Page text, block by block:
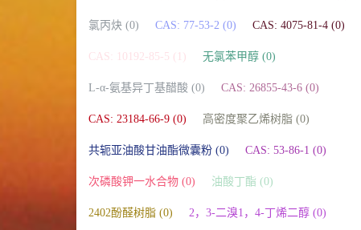
氯丙炔 (0) CAS: 77-53-2 (0) CAS: 4075-81-4 (0)
CAS: 10192-85-5 (1) 无氯苯甲醇 (0)
L-α-氨基异丁基醋酸 (0) CAS: 26855-43-6 (0)
CAS: 23184-66-9 (0) 高密度聚乙烯树脂 (0)
共轭亚油酸甘油酯微囊粉 (0) CAS: 53-86-1 (0)
次磷酸钾一水合物 (0) 油酸丁酯 (0)
2402酚醛树脂 (0) 2，3-二溴1，4-丁烯二醇 (0)